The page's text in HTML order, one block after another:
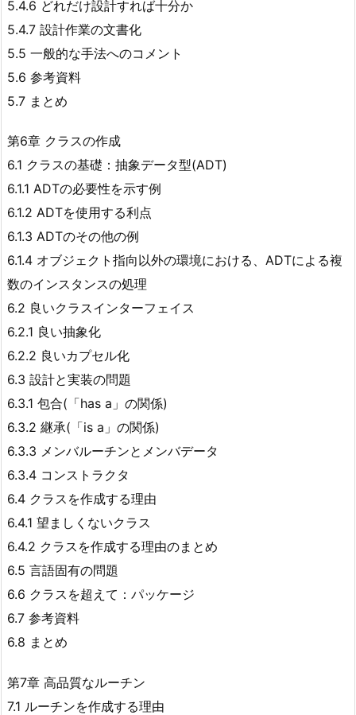
5.4.6 どれだけ設計すれば十分か
5.4.7 設計作業の文書化
5.5 一般的な手法へのコメント
5.6 参考資料
5.7 まとめ
第6章 クラスの作成
6.1 クラスの基礎：抽象データ型(ADT)
6.1.1 ADTの必要性を示す例
6.1.2 ADTを使用する利点
6.1.3 ADTのその他の例
6.1.4 オブジェクト指向以外の環境における、ADTによる複
数のインスタンスの処理
6.2 良いクラスインターフェイス
6.2.1 良い抽象化
6.2.2 良いカプセル化
6.3 設計と実装の問題
6.3.1 包合(「has a」の関係)
6.3.2 継承(「is a」の関係)
6.3.3 メンバルーチンとメンバデータ
6.3.4 コンストラクタ
6.4 クラスを作成する理由
6.4.1 望ましくないクラス
6.4.2 クラスを作成する理由のまとめ
6.5 言語固有の問題
6.6 クラスを超えて：パッケージ
6.7 参考資料
6.8 まとめ
第7章 高品質なルーチン
7.1 ルーチンを作成する理由